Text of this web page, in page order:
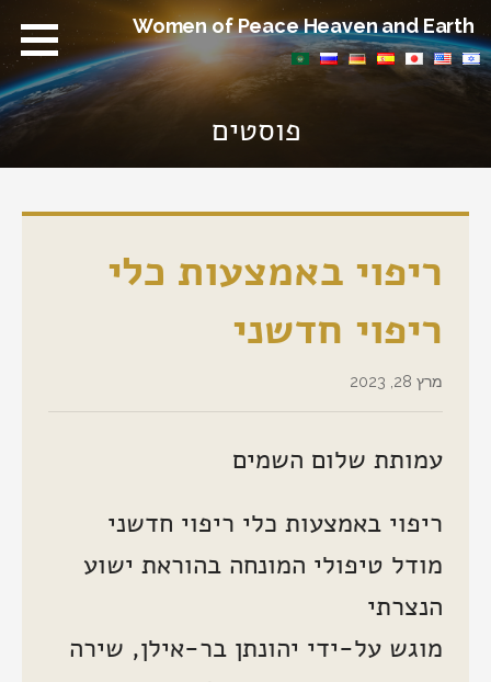
Skip
to
content
Women of Peace Heaven and Earth
פוסטים
ריפוי באמצעות כלי
ריפוי חדשני
מרץ 28, 2023
עמותת שלום השמים
ריפוי באמצעות כלי ריפוי חדשני
מודל טיפולי המונחה בהוראת ישוע
הנצרתי
מוגש על-ידי יהונתן בר-אילן, שירה